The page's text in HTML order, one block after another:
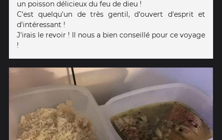
un poisson délicieux du feu de dieu !
C'est quelqu'un de très gentil, d'ouvert d'esprit et
d'intéressant !
J'irais le revoir ! Il nous a bien conseillé pour ce voyage
!